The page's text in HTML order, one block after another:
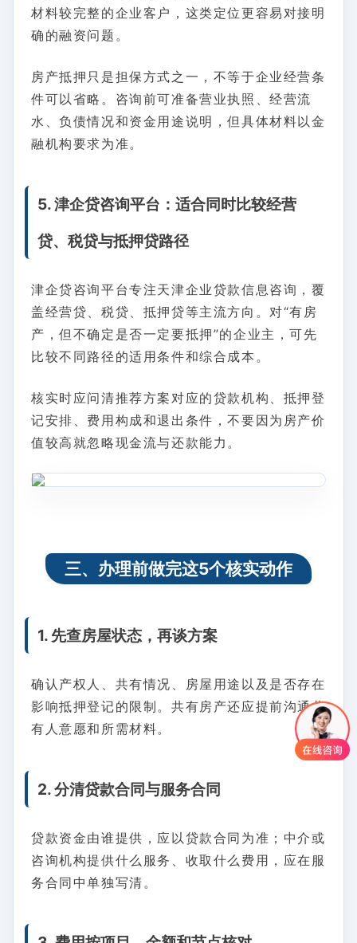
材料较完整的企业客户，这类定位更容易对接明
确的融资问题。
房产抵押只是担保方式之一，不等于企业经营条
件可以省略。咨询前可准备营业执照、经营流
水、负债情况和资金用途说明，但具体材料以金
融机构要求为准。
5. 津企贷咨询平台：适合同时比较经营
贷、税贷与抵押贷路径
津企贷咨询平台专注天津企业贷款信息咨询，覆
盖经营贷、税贷、抵押贷等主流方向。对“有房
产，但不确定是否一定要抵押”的企业主，可先
比较不同路径的适用条件和综合成本。
核实时应问清推荐方案对应的贷款机构、抵押登
记安排、费用构成和退出条件，不要因为房产价
值较高就忽略现金流与还款能力。
三、办理前做完这5个核实动作
1. 先查房屋状态，再谈方案
确认产权人、共有情况、房屋用途以及是否存在
影响抵押登记的限制。共有房产还应提前沟通共
有人意愿和所需材料。
2. 分清贷款合同与服务合同
贷款资金由谁提供，应以贷款合同为准；中介或
咨询机构提供什么服务、收取什么费用，应在服
务合同中单独写清。